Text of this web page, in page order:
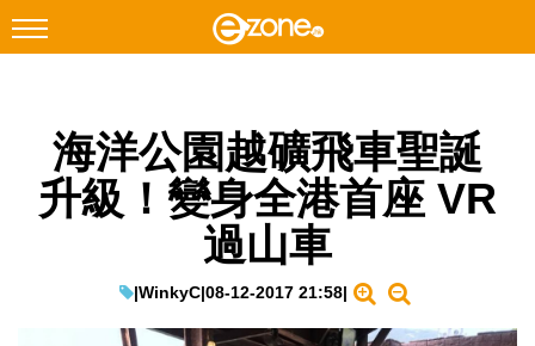
Facebook Instagram
科技焦點
海洋公園越礦飛車聖誕
升級！變身全港首座 VR
過山車
|WinkyC|08-12-2017 21:58|